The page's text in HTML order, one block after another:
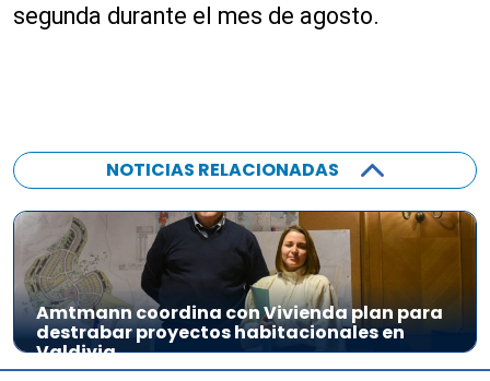
segunda durante el mes de agosto.
NOTICIAS RELACIONADAS
Amtmann coordina con Vivienda plan para
destrabar proyectos habitacionales en
Valdivia